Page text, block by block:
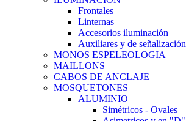
Frontales
Linternas
Accesorios iluminación
Auxiliares y de señalización
MONOS ESPELEOLOGIA
MAILLONS
CABOS DE ANCLAJE
MOSQUETONES
ALUMINIO
Simétricos - Ovales